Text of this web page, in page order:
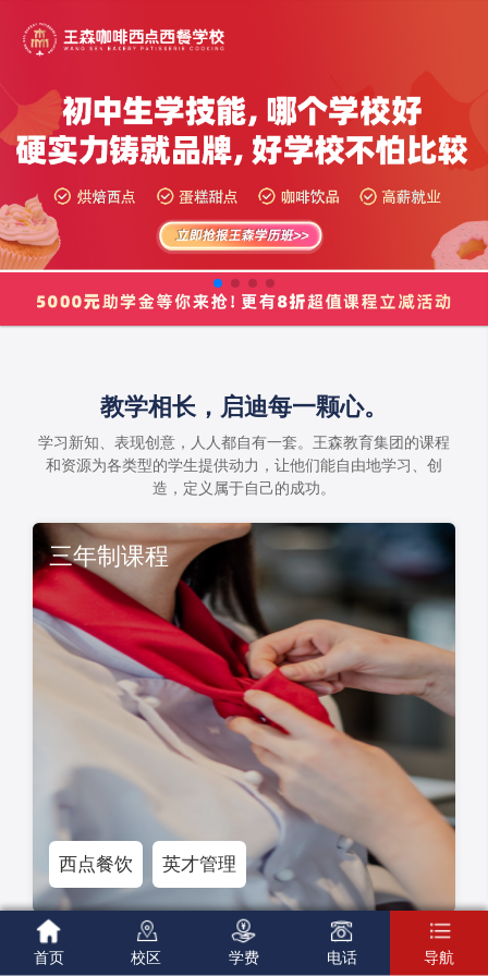
教学相长，启迪每一颗心。
学习新知、表现创意，人人都自有一套。王森教育集团的课程
和资源为各类型的学生提供动力，让他们能自由地学习、创
造，定义属于自己的成功。
三年制课程
西点餐饮 英才管理

首页

校区

学费

电话

导航